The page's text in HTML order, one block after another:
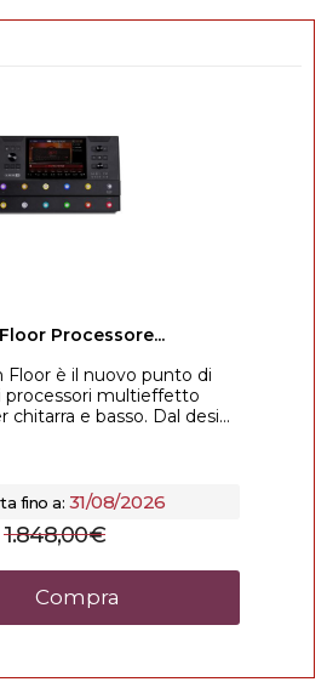
Processore...
Floor è il nuovo punto di
processori multieffetto
chitarra e basso. Dal desi...
fino a: 31/08/2026
€
1.848,00
Compra